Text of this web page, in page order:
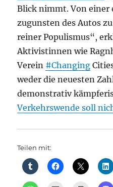
Blick nimmt. Von
zugunsten des Autos
reiner Populismus“,
Aktivistinnen wie
Verein #Changing
weder die neuesten
demonstrativ
Verkehrswende soll
Teilen mit: